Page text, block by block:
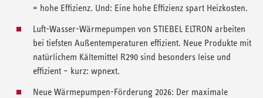
= hohe Effizienz. Und: Eine hohe Effizienz spart Heizkosten.
Luft-Wasser-Wärmepumpen von STIEBEL ELTRON arbeiten
bei tiefsten Außentemperaturen effizient. Neue Produkte mit
natürlichem Kältemittel R290 sind besonders leise und
effizient – kurz: wpnext.
Neue Wärmepumpen-Förderung 2026: Der maximale